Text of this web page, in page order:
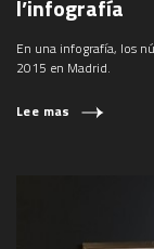
l’infografía
En una infografía, los
2015 en Madrid.
Lee mas